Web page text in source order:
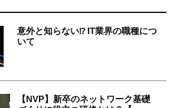
意外と知らない⁉ IT業界の職種につ
いて
【NVP】新卒のネットワーク基礎